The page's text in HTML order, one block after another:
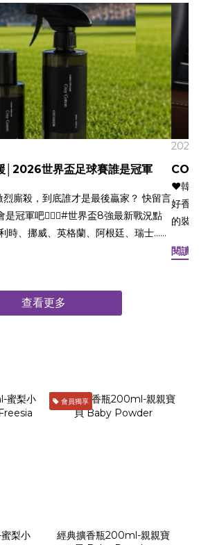
│2026世界盃足球賽誰是冠軍
廝殺，到底誰才是最後贏家？ 快留言
冠軍吧🏃🏻‍♂️#世界盃8強最新戰況點
時、挪威、英格蘭、阿根廷、瑞士...
按讚此則活動貼文影片
織品除臭噴霧250ml (共5名/香味
❤️韓國車用
好香
的裝
在生
液，
閱讀
查看更多
梨小
會員獨享
經典擴香瓶200ml-親親寶